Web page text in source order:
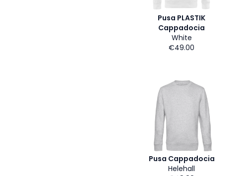
Pusa PLASTIK
Cappadocia
White
€49.00
Pusa Cappadocia
Helehall